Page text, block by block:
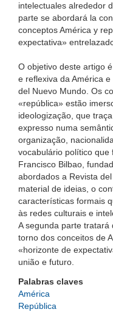
intelectuales alrededor
parte se abordará la
conceptos América y
expectativa»
O objetivo deste artigo
e reflexiva da América
del Nuevo Mundo. Os
«república» estão
ideologização, que
expresso numa
organização,
vocabulário político que
Francisco Bilbao,
abordados a Revista
material de ideias, o
características formais
às redes culturais e
A segunda parte tratará
torno dos conceitos de
«horizonte de
união e futuro.
Palabras claves
América
República